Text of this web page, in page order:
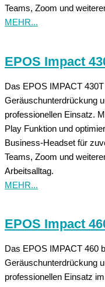
Teams, Zoom und
MEHR...
EPOS Impact
Das EPOS IMPACT
Geräuschunterdrückung
professionellen Einsatz.
Play Funktion und
Business-Headset für
Teams, Zoom und
Arbeitsalltag.
MEHR...
EPOS Impact
Das EPOS IMPACT 460
Geräuschunterdrückung
professionellen Einsatz